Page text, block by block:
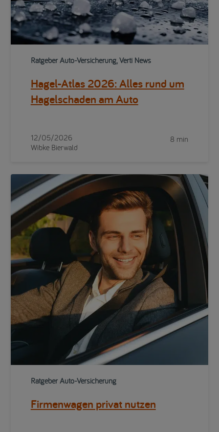
Ratgeber Auto-Versicherung, Verti News
Hagel-Atlas 2026: Alles rund um
Hagelschaden am Auto
12/05/2026
Wibke Bierwald
8 min
Ratgeber Auto-Versicherung
Firmenwagen privat nutzen